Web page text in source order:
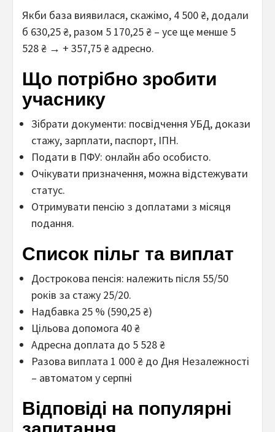
Якби база виявилася, скажімо, 4 500 ₴, додали
б 630,25 ₴, разом 5 170,25 ₴ – усе ще менше 5
528 ₴ → + 357,75 ₴ адресно.
Що потрібно зробити
учаснику
Зібрати документи: посвідчення УБД, докази
стажу, зарплати, паспорт, ІПН.
Подати в ПФУ: онлайн або особисто.
Очікувати призначення, можна відстежувати
статус.
Отримувати пенсію з доплатами з місяця
подання.
Список пільг та виплат
Дострокова пенсія: належить після 55/50
років за стажу 25/20.
Надбавка 25 % (590,25 ₴)
Цільова допомога 40 ₴
Адресна доплата до 5 528 ₴
Разова виплата 1 000 ₴ до Дня Незалежності
– автоматом у серпні
Відповіді на популярні